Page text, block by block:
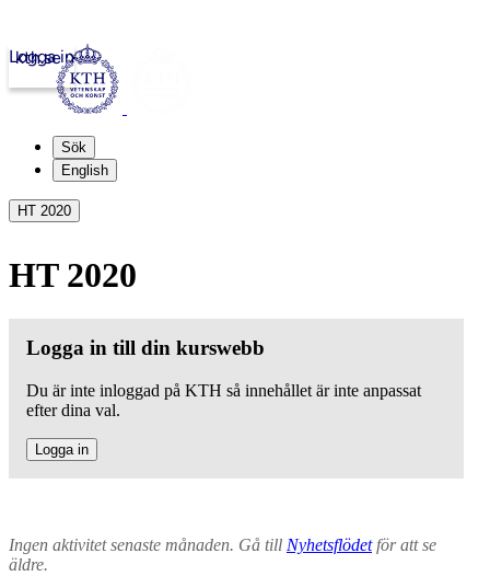
kth.se
Logga in
Sök
English
HT 2020
HT 2020
Logga in till din kurswebb
Du är inte inloggad på KTH så innehållet är inte anpassat
efter dina val.
Logga in
Ingen aktivitet senaste månaden. Gå till Nyhetsflödetför att se
äldre.